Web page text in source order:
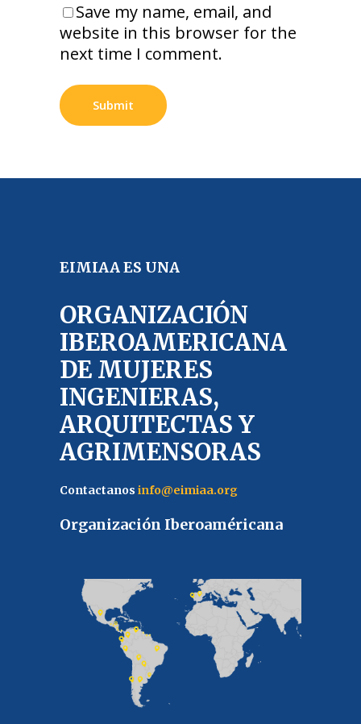
Save my name, email, and
website in this browser for the
next time I comment.
EIMIAA ES UNA
ORGANIZACIÓN
IBEROAMERICANA
DE MUJERES
INGENIERAS,
ARQUITECTAS Y
AGRIMENSORAS
Contactanos info@eimiaa.org
Organización Iberoaméricana